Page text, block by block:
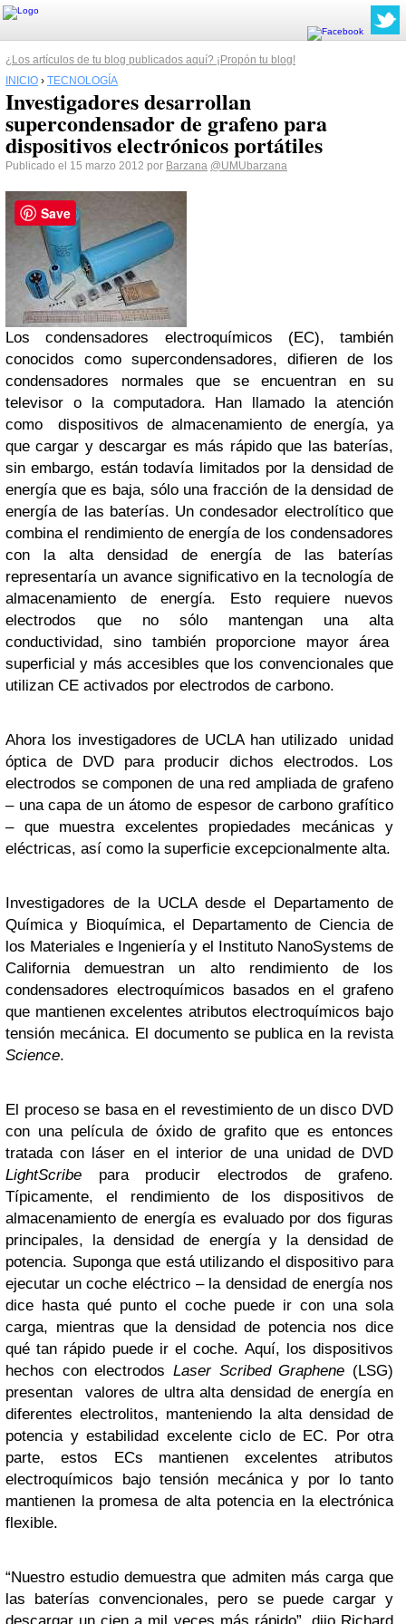
¿Los artículos de tu blog publicados aquí? ¡Propón tu blog!
INICIO › TECNOLOGÍA
Investigadores desarrollan
supercondensador de grafeno para
dispositivos electrónicos portátiles
Publicado el 15 marzo 2012 por Barzana @UMUbarzana
Los condensadores electroquímicos (EC), también
conocidos como supercondensadores, difieren de los
condensadores normales que se encuentran en su
televisor o la computadora. Han llamado la atención
como dispositivos de almacenamiento de energía, ya
que cargar y descargar es más rápido que las baterías,
sin embargo, están todavía limitados por la densidad de
energía que es baja, sólo una fracción de la densidad de
energía de las baterías. Un condesador electrolítico que
combina el rendimiento de energía de los condensadores
con la alta densidad de energía de las baterías
representaría un avance significativo en la tecnología de
almacenamiento de energía. Esto requiere nuevos
electrodos que no sólo mantengan una alta
conductividad, sino también proporcione mayor área
superficial y más accesibles que los convencionales que
utilizan CE activados por electrodos de carbono.
Ahora los investigadores de UCLA han utilizado unidad
óptica de DVD para producir dichos electrodos. Los
electrodos se componen de una red ampliada de grafeno
– una capa de un átomo de espesor de carbono grafítico
– que muestra excelentes propiedades mecánicas y
eléctricas, así como la superficie excepcionalmente alta.
Investigadores de la UCLA desde el Departamento de
Química y Bioquímica, el Departamento de Ciencia de
los Materiales e Ingeniería y el Instituto NanoSystems de
California demuestran un alto rendimiento de los
condensadores electroquímicos basados en el grafeno
que mantienen excelentes atributos electroquímicos bajo
tensión mecánica. El documento se publica en la revista
Science.
El proceso se basa en el revestimiento de un disco DVD
con una película de óxido de grafito que es entonces
tratada con láser en el interior de una unidad de DVD
LightScribe para producir electrodos de grafeno.
Típicamente, el rendimiento de los dispositivos de
almacenamiento de energía es evaluado por dos figuras
principales, la densidad de energía y la densidad de
potencia. Suponga que está utilizando el dispositivo para
ejecutar un coche eléctrico – la densidad de energía nos
dice hasta qué punto el coche puede ir con una sola
carga, mientras que la densidad de potencia nos dice
qué tan rápido puede ir el coche. Aquí, los dispositivos
hechos con electrodos Laser Scribed Graphene (LSG)
presentan valores de ultra alta densidad de energía en
diferentes electrolitos, manteniendo la alta densidad de
potencia y estabilidad excelente ciclo de EC. Por otra
parte, estos ECs mantienen excelentes atributos
electroquímicos bajo tensión mecánica y por lo tanto
mantienen la promesa de alta potencia en la electrónica
flexible.
“Nuestro estudio demuestra que admiten más carga que
las baterías convencionales, pero se puede cargar y
Save